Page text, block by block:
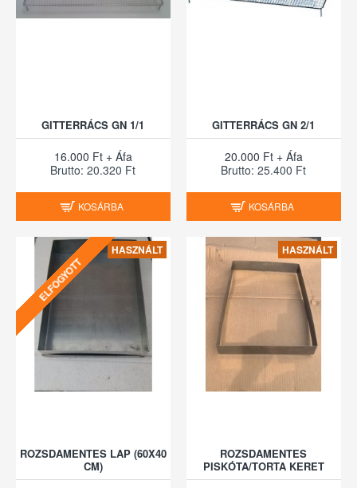
GITTERRÁCS GN 1/1
16.000 Ft + Áfa
Brutto: 20.320 Ft
KOSÁRBA
GITTERRÁCS GN 2/1
20.000 Ft + Áfa
Brutto: 25.400 Ft
KOSÁRBA
HASZNÁLT
ELFOGYOTT
ROZSDAMENTES LAP (60X40
CM)
HASZNÁLT
ROZSDAMENTES
PISKÓTA/TORTA KERET